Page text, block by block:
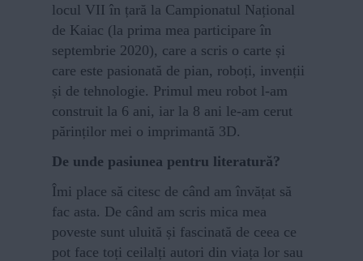
locul VII în țară la Campionatul Național
de Kaiac (la prima mea participare în
septembrie 2020), care a scris o carte și
care este pasionată de pian, roboți, invenții
și de tehnologie. Primul meu robot l-am
construit la 6 ani, iar la 8 ani le-am cerut
părinților mei o imprimantă 3D.
De unde pasiunea pentru literatură?
Îmi place să citesc de când am învățat să
fac asta. De când am scris mica mea
poveste sunt uluită și fascinată de ceea ce
pot face toți ceilalți autori din viața lor sau